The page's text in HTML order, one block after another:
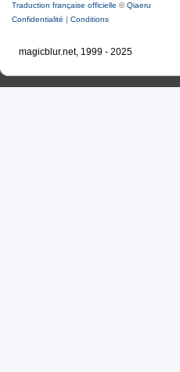
Traduction française officielle ©Qiaeru
Confidentialité | Conditions
magicblur.net, 1999 - 2025